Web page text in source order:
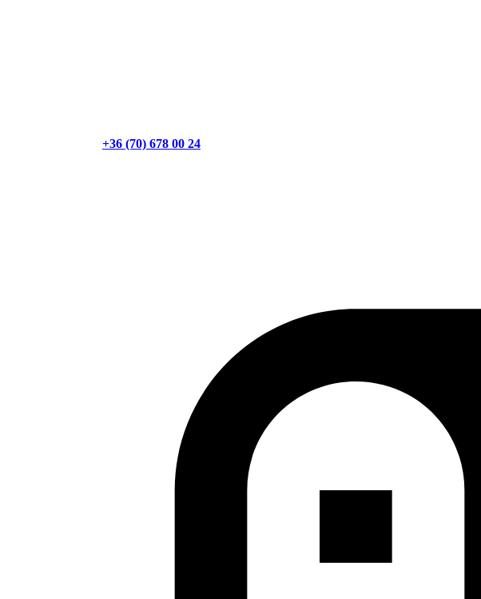
+36 (70) 678 00 24